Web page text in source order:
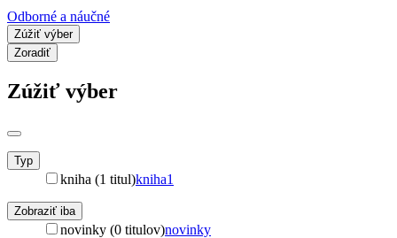
Odborné a náučné
Zúžiť výber
Zoradiť
Zúžiť výber
Typ
kniha (1 titul)kniha1
Zobraziť iba
novinky (0 titulov)novinky